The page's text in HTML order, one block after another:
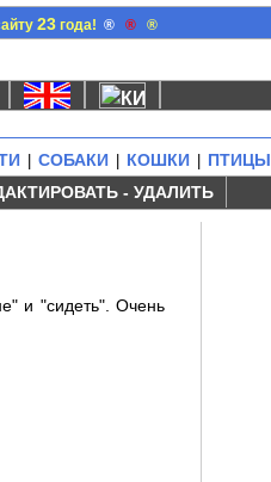
23 года! ® ® ®
СОБАКИ КОШКИ ПТИЦЫ
- УДАЛИТЬ
и "сидеть". Очень